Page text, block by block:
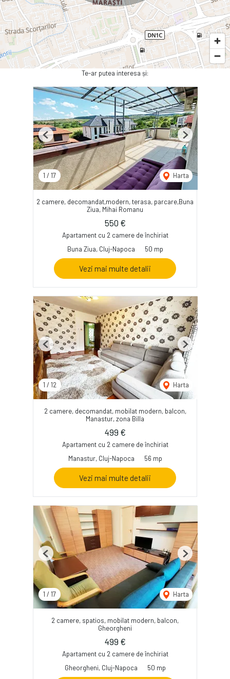
Te-ar putea interesa și:
1 / 17 Harta
Previous Next
2 camere, decomandat,modern, terasa, parcare,Buna
Ziua, Mihai Romanu
550 €
Apartament cu 2 camere de închiriat
Buna Ziua, Cluj-Napoca
50 mp
Vezi mai multe detalii
1 / 12 Harta
Previous Next
2 camere, decomandat, mobilat modern, balcon,
Manastur, zona Billa
499 €
Apartament cu 2 camere de închiriat
Manastur, Cluj-Napoca
56 mp
Vezi mai multe detalii
1 / 17 Harta
Previous Next
2 camere, spatios, mobilat modern, balcon,
Gheorgheni
499 €
Apartament cu 2 camere de închiriat
Gheorgheni, Cluj-Napoca
50 mp